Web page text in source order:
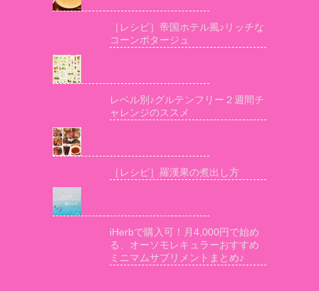
［レシピ］帝国ホテル風♪リッチな
コーンポタージュ
レベル別♪グルテンフリー２週間チ
ャレンジのススメ
［レシピ］羅漢果の煮出し方
iHerbで購入可！月4,000円で始め
る、オーソモレキュラーおすすめ
ミニマムサプリメントまとめ♪